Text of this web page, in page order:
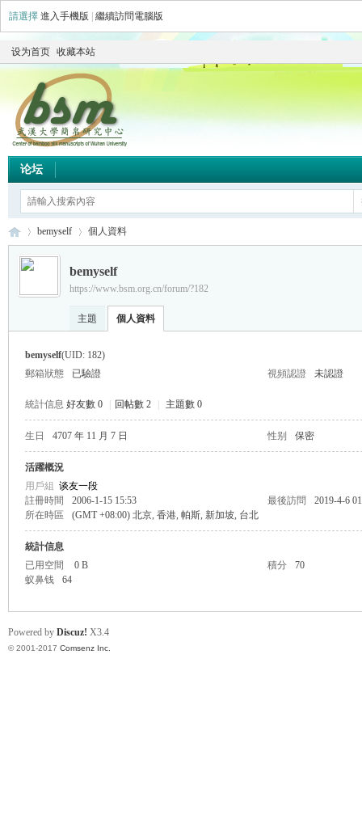
請選擇 進入手機版 繼續訪問電腦版
设为首页 收藏本站
论坛
›
bemyself 個人資料
bemyself
https://www.bsm.org.cn/forum/?182
主題 個人資料
bemyself(UID: 182)
郵箱狀態
已驗證 視頻認證 未認證
統計信息 好友數 0 回帖數 2 主題數 0
生日 4707 年 11 月 7 日 性别 保密
活躍概況
用戶組 谈友一段
註冊時間
2006-1-15 15:53 最後訪問
2019-4-6
所在時區
(GMT +08:00) 北京, 香港, 帕斯, 新加坡, 台北
統計信息
已用空間
0 B 積分
70
蚁鼻钱
64
Powered by Discuz! X3.4
© 2001-2017 Comsenz Inc.